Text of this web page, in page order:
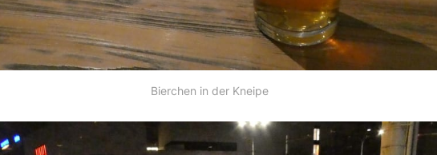
Bierchen in der Kneipe